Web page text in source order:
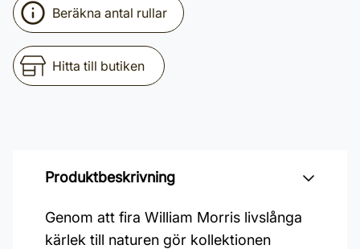
Beräkna antal rullar
Hitta till butiken
Produktbeskrivning
Genom att fira William Morris livslånga
kärlek till naturen gör kollektionen